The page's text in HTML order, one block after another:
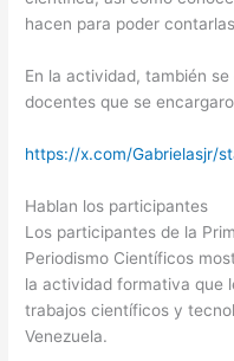
hacen para poder
En la actividad, también
docentes que se
https://x.com/Gabrielasjr/
Hablan los participantes
Los participantes de la
Periodismo Científicos
la actividad formativa que
trabajos científicos y
Venezuela.